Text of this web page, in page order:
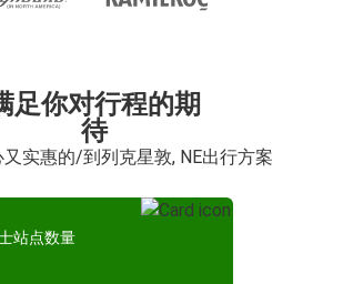
足你对行程的期
待
实惠的/到列克星敦, NE出行方案
站点数量